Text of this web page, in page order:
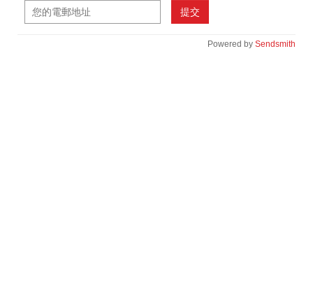
提交
Powered by Sendsmith